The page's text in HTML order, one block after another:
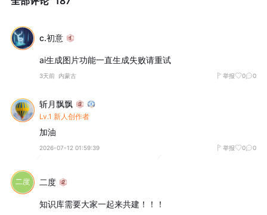
c.初意
ai生成图片功能一直生成失败请重试
3天前 内蒙古 举报 0 0
斩月飘飘
Lv.1 新人创作者
加油
2026-07-12 01:59:39 举报 0 0
二度
知识库需要大家一起来共建！！！